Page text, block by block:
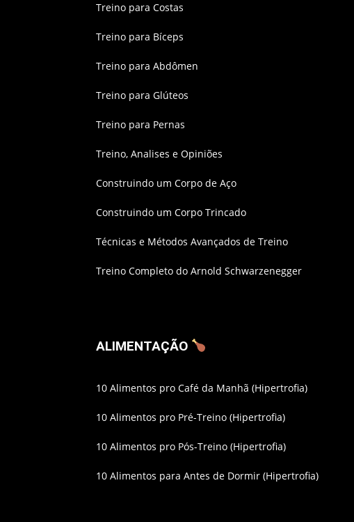
Treino para Costas
Treino para Bíceps
Treino para Abdômen
Treino para Glúteos
Treino para Pernas
Treino, Analises e Opiniões
Construindo um Corpo de Aço
Construindo um Corpo Trincado
Técnicas e Métodos Avançados de Treino
Treino Completo do Arnold Schwarzenegger
ALIMENTAÇÃO
10 Alimentos pro Café da Manhã (Hipertrofia)
10 Alimentos pro Pré-Treino (Hipertrofia)
10 Alimentos pro Pós-Treino (Hipertrofia)
10 Alimentos para Antes de Dormir (Hipertrofia)